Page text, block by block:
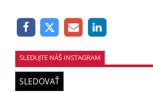
SLEDUJTE NÁŠ INSTAGRAM
SLEDOVAŤ